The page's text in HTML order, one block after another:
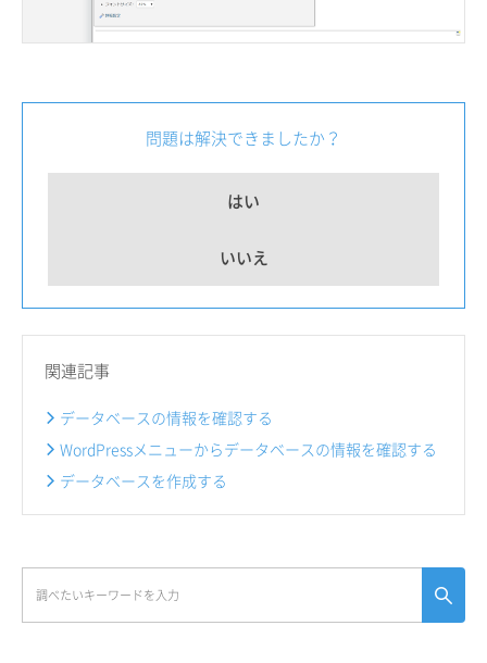
問題は解決できましたか？
はい
いいえ
関連記事
データベースの情報を確認する
WordPressメニューからデータベースの情報を確認する
データベースを作成する